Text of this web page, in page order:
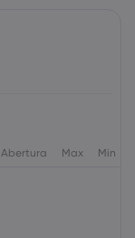
Abertura Max Min